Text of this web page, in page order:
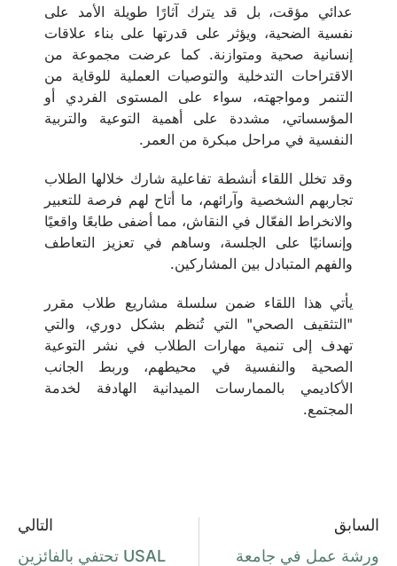
عدائي مؤقت، بل قد يترك آثارًا طويلة الأمد على
نفسية الضحية، ويؤثر على قدرتها على بناء علاقات
إنسانية صحية ومتوازنة. كما عرضت مجموعة من
الاقتراحات التدخلية والتوصيات العملية للوقاية من
التنمر ومواجهته، سواء على المستوى الفردي أو
المؤسساتي، مشددة على أهمية التوعية والتربية
النفسية في مراحل مبكرة من العمر.
وقد تخلل اللقاء أنشطة تفاعلية شارك خلالها الطلاب
تجاربهم الشخصية وآرائهم، ما أتاح لهم فرصة للتعبير
والانخراط الفعّال في النقاش، مما أضفى طابعًا واقعيًا
وإنسانيًا على الجلسة، وساهم في تعزيز التعاطف
والفهم المتبادل بين المشاركين.
يأتي هذا اللقاء ضمن سلسلة مشاريع طلاب مقرر
"التثقيف الصحي" التي تُنظم بشكل دوري، والتي
تهدف إلى تنمية مهارات الطلاب في نشر التوعية
الصحية والنفسية في محيطهم، وربط الجانب
الأكاديمي بالممارسات الميدانية الهادفة لخدمة
المجتمع.
السابق
ورشة عمل في جامعة
التالي
USAL تحتفي بالفائزين